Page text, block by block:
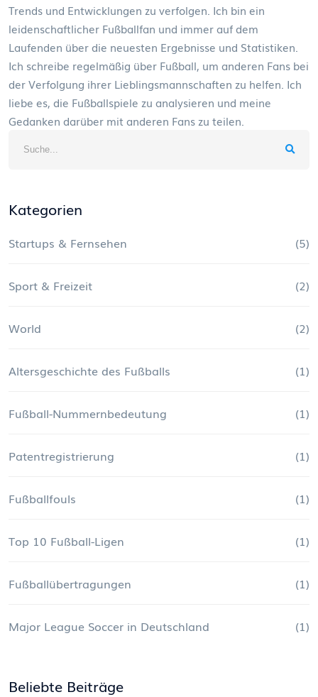
Trends und Entwicklungen zu verfolgen. Ich bin ein
leidenschaftlicher Fußballfan und immer auf dem
Laufenden über die neuesten Ergebnisse und Statistiken.
Ich schreibe regelmäßig über Fußball, um anderen Fans bei
der Verfolgung ihrer Lieblingsmannschaften zu helfen. Ich
liebe es, die Fußballspiele zu analysieren und meine
Gedanken darüber mit anderen Fans zu teilen.
Kategorien
Startups & Fernsehen (5)
Sport & Freizeit (2)
World (2)
Altersgeschichte des Fußballs (1)
Fußball-Nummernbedeutung (1)
Patentregistrierung (1)
Fußballfouls (1)
Top 10 Fußball-Ligen (1)
Fußballübertragungen (1)
Major League Soccer in Deutschland (1)
Beliebte Beiträge